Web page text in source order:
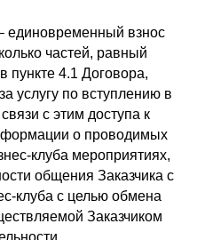
единовременный взнос
частей, равный
пункте 4.1 Договора,
услугу по вступлению в
с этим доступа к
о проводимых
клуба мероприятиях,
общения Заказчика с
клуба с целью обмена
Заказчиком